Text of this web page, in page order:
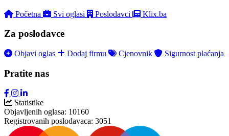
Početna Svi oglasi Poslodavci Klix.ba
Za poslodavce
Objavi oglas Dodaj firmu Cjenovnik Sigurnost plaćanja
Pratite nas
Statistike
Objavljenih oglasa: 10160
Registrovanih poslodavaca: 3051